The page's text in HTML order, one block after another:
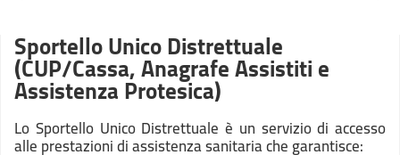
Sportello Unico Distrettuale
(CUP/Cassa, Anagrafe Assistiti e
Assistenza Protesica)
Lo Sportello Unico Distrettuale è un servizio di accesso
alle prestazioni di assistenza sanitaria che garantisce: